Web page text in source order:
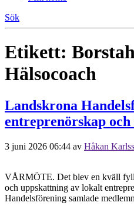
Sök
Etikett:
Hälsocoach
Landskrona
entreprenörskap
3 juni 2026 06:44 av Håkan
VÅRMÖTE. Det blev en kväll
och uppskattning av lokalt
Handelsförening samlade